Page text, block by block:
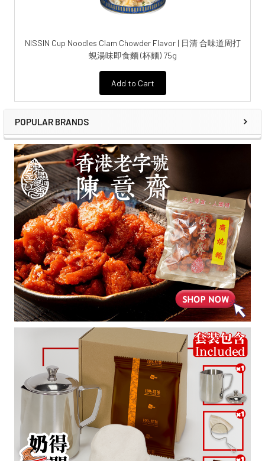
NISSIN Cup Noodles Clam Chowder Flavor | 日清 合味道周打
蜆湯味即食麵 (杯麵) 75g
Add to Cart
POPULAR BRANDS